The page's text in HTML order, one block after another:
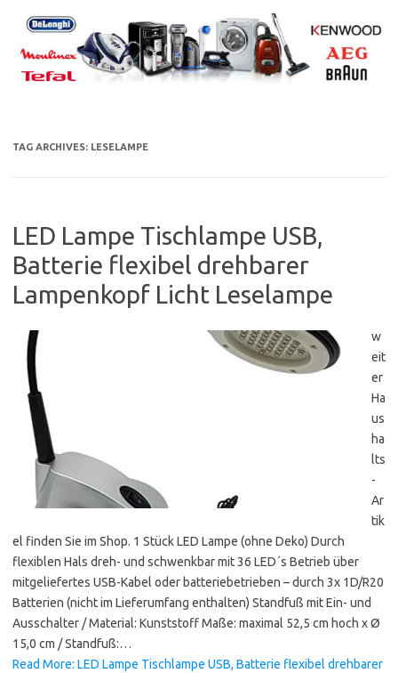
content
TAG ARCHIVES: LESELAMPE
LED Lampe Tischlampe USB,
Batterie flexibel drehbarer
Lampenkopf Licht Leselampe
w
eit
er
Ha
us
ha
lts
-
Ar
tik
el finden Sie im Shop. 1 Stück LED Lampe (ohne Deko) Durch
flexiblen Hals dreh- und schwenkbar mit 36 LED´s Betrieb über
mitgeliefertes USB-Kabel oder batteriebetrieben – durch 3x 1D/R20
Batterien (nicht im Lieferumfang enthalten) Standfuß mit Ein- und
Ausschalter / Material: Kunststoff Maße: maximal 52,5 cm hoch x Ø
15,0 cm / Standfuß:…
Read More: LED Lampe Tischlampe USB, Batterie flexibel drehbarer